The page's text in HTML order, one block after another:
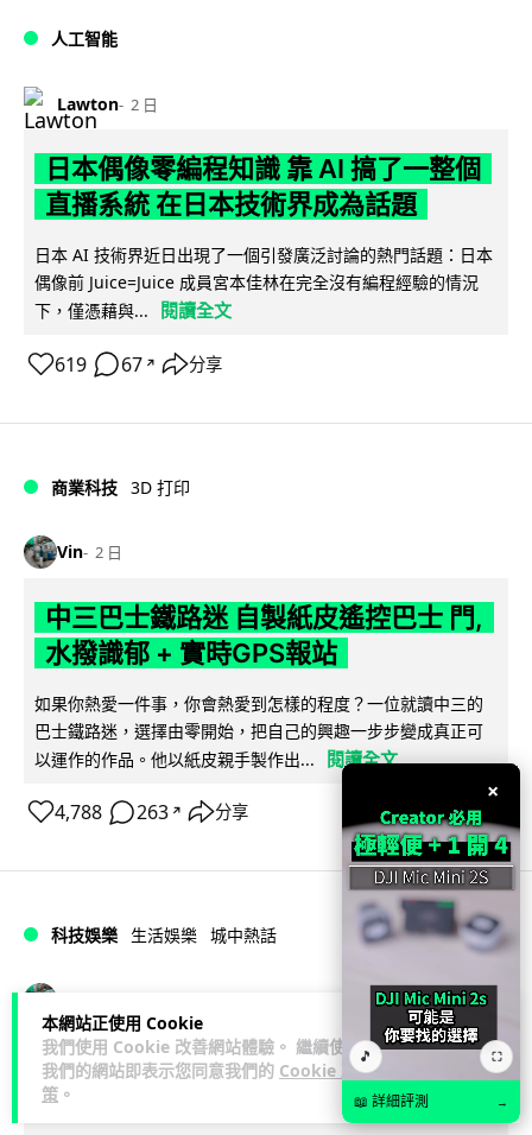
本網站正使用 Cookie
我們使用 Cookie 改善網站體驗。 繼續使用
我們的網站即表示您同意我們的 Cookie 政
策 。
人工智能
Lawton 2 日
日本偶像零編程知識 靠 AI 搞了一整個
直播系統 在日本技術界成為話題
日本 AI 技術界近日出現了一個引發廣泛討論的熱門話題：日本
偶像前 Juice=Juice 成員宮本佳林在完全沒有編程經驗的情況
下，僅憑藉與...
閱讀全文
619 67 ↗ 分享
商業科技 3D 打印
Vin 2 日
中三巴士鐵路迷 自製紙皮遙控巴士 門,
水撥識郁 + 實時GPS報站
如果你熱愛一件事，你會熱愛到怎樣的程度？一位就讀中三的
巴士鐵路迷，選擇由零開始，把自己的興趣一步步變成真正可
以運作的作品。他以紙皮親手製作出...
閱讀全文
4,788 263 ↗ 分享
科技娛樂 生活娛樂 城中熱話
iPhone 加速撤出中國 印度成新機主要
基地 上年組裝增至5500萬部
×
🎵 ⛶
📖 詳細評測 →